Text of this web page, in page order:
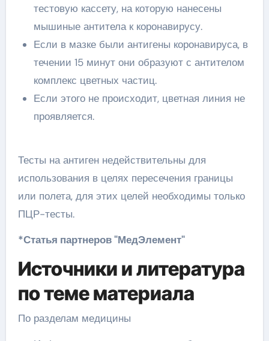
тестовую кассету, на которую нанесены
мышиные антитела к коронавирусу.
Если в мазке были антигены коронавируса, в
течении 15 минут они образуют с антителом
комплекс цветных частиц.
Если этого не происходит, цветная линия не
проявляется.
Тесты на антиген недействительны для
использования в целях пересечения границы
или полета, для этих целей необходимы только
ПЦР-тесты.
*Статья партнеров "МедЭлемент"
Источники и литература
по теме материала
По разделам медицины